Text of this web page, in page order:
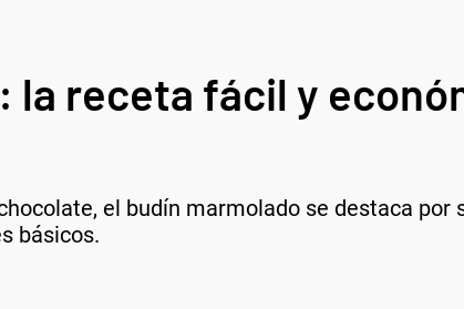
la receta fácil y
el budín marmolado se destaca por
básicos.